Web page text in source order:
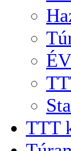
TTT